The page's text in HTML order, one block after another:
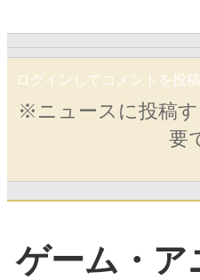
ログインしてコメントを投
※ニュースに投稿
要
ゲーム・ア